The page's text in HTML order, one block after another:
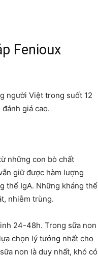
Fenioux
người Việt trong suốt 12
giá cao.
những con bò chất
giữ được hàm lượng
thể IgA. Những kháng thể
nhiễm trùng.
24-48h. Trong sữa non
chọn lý tưởng nhất cho
non là duy nhất, khó có